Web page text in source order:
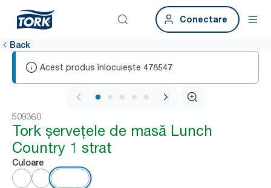
Conectare
Back
Acest produs înlocuiește 478547
1 / 5
509360
Tork șervețele de masă Lunch
Country 1 strat
Culoare